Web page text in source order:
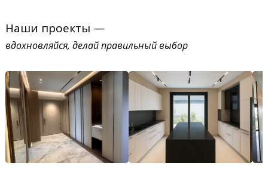
Наши проекты —
вдохновляйся, делай правильный выбор